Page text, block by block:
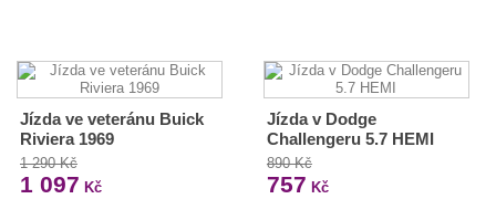
Jízda ve veteránu Buick
Riviera 1969
1 290 Kč
1 097 Kč
Jízda v Dodge
Challengeru 5.7 HEMI
890 Kč
757 Kč